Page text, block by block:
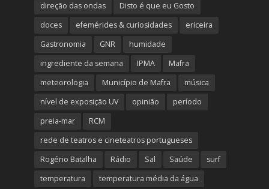
direção das ondas
Disto é que eu Gosto
doces
efemérides & curiosidades
ericeira
Gastronomia
GNR
humidade
ingrediente da semana
IPMA
Mafra
meteorologia
Município de Mafra
música
nível de exposição UV
opinião
período
preia-mar
RCM
rede de teatros e cineteatros portugueses
Rogério Batalha
Rádio Sal Saúde
surf
temperatura
temperatura média da água